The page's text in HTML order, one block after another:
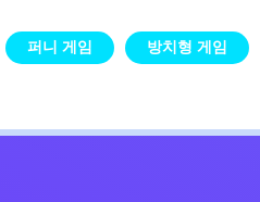
퍼니 게임 방치형 게임